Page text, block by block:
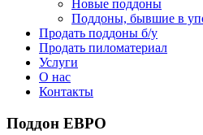
Новые поддоны
Поддоны, бывшие в
Продать поддоны б/у
Продать пиломатериал
Услуги
О нас
Контакты
Поддон ЕВРО